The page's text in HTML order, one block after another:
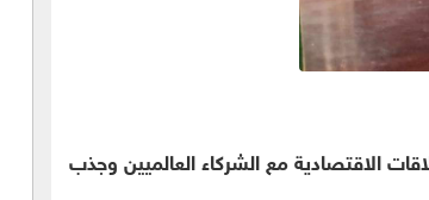
الاقتصادية مع الشركاء العالميين وجذب